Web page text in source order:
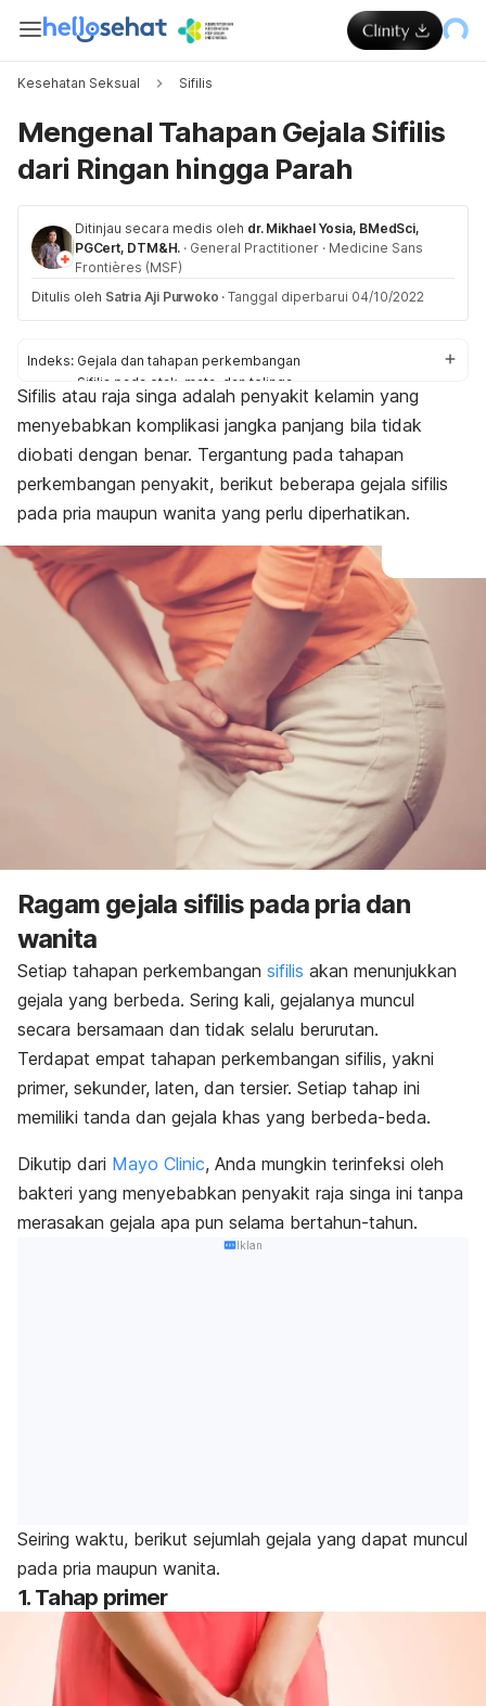
Kesehatan Seksual Sifilis
Mengenal Tahapan Gejala Sifilis
dari Ringan hingga Parah
Ditinjau secara medis oleh dr. Mikhael Yosia, BMedSci,
PGCert, DTM&H. · General Practitioner · Medicine Sans
Frontières (MSF)
Ditulis oleh Satria Aji Purwoko · Tanggal diperbarui 04/10/2022
Indeks: Gejala dan tahapan perkembangan
Sifilis pada otak, mata, dan telinga
Sifilis kongenital
Sifilis atau raja singa adalah penyakit kelamin yang
menyebabkan komplikasi jangka panjang bila tidak
diobati dengan benar. Tergantung pada tahapan
perkembangan penyakit, berikut beberapa gejala sifilis
pada pria maupun wanita yang perlu diperhatikan.
Ragam gejala sifilis pada pria dan
wanita
Setiap tahapan perkembangan sifilis akan menunjukkan
gejala yang berbeda. Sering kali, gejalanya muncul
secara bersamaan dan tidak selalu berurutan.
Terdapat empat tahapan perkembangan sifilis, yakni
primer, sekunder, laten, dan tersier. Setiap tahap ini
memiliki tanda dan gejala khas yang berbeda-beda.
Dikutip dari Mayo Clinic, Anda mungkin terinfeksi oleh
bakteri yang menyebabkan penyakit raja singa ini tanpa
merasakan gejala apa pun selama bertahun-tahun.
Iklan
Seiring waktu, berikut sejumlah gejala yang dapat muncul
pada pria maupun wanita.
1. Tahap primer